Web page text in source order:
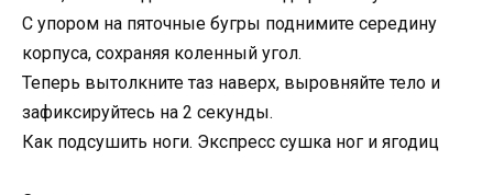
С упором на пяточные бугры поднимите середину
корпуса, сохраняя коленный угол.
Теперь вытолкните таз наверх, выровняйте тело и
зафиксируйтесь на 2 секунды.
Как подсушить ноги. Экспресс сушка ног и ягодиц